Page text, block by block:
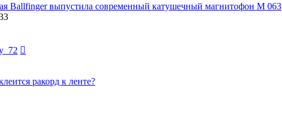
Ballfinger выпустила современный катушечный магнитофон M 063
ракорд к ленте?